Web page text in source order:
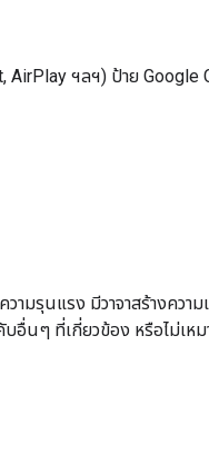
AirPlay ฯลฯ) ป้าย Google
มรุนแรง มีวาจาสร้างควา
บอื่นๆ ที่เกี่ยวข้อง หรือไม่เ